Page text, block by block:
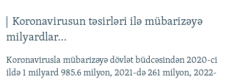
Koronavirusun təsirləri ilə mübarizəyə
milyardlar…
Koronavirusla mübarizəyə dövlət büdcəsindən 2020-ci
ildə 1 milyard 985.6 milyon, 2021-də 261 milyon, 2022-